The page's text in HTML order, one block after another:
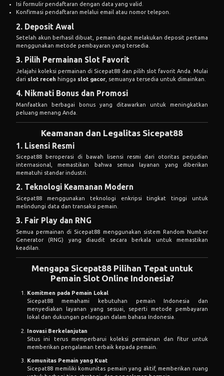
Isi formulir pendaftaran dengan data yang valid.
Konfirmasi pendaftaran melalui email atau nomor telepon.
2. Deposit Awal
Setelah akun berhasil dibuat, pemain dapat melakukan deposit pertama
menggunakan metode pembayaran yang tersedia.
3. Pilih Permainan Slot Favorit
Jelajahi koleksi permainan di Sicepat88 dan pilih slot favorit Anda. Mulai
dari slot receh hingga slot gacor , semuanya tersedia untuk dimainkan.
4. Nikmati Bonus dan Promosi
Manfaatkan berbagai bonus yang ditawarkan untuk meningkatkan
peluang menang Anda.
Keamanan dan Legalitas Sicepat88
1. Lisensi Resmi
Sicepat88 beroperasi di bawah lisensi resmi dari otoritas perjudian
internasional, memastikan bahwa semua layanan yang diberikan
mematuhi standar industri.
2. Teknologi Keamanan Modern
Sicepat88 menggunakan teknologi enkripsi tingkat tinggi untuk
melindungi data dan transaksi pemain.
3. Fair Play dan RNG
Semua permainan di Sicepat88 menggunakan sistem Random Number
Generator (RNG) yang diaudit secara berkala untuk memastikan
keadilan.
Mengapa Sicepat88 Pilihan Tepat untuk
Pemain Slot Online Indonesia?
Komitmen pada Pemain Lokal
Sicepat88 memahami kebutuhan pemain Indonesia dan
menyediakan layanan yang sesuai, seperti metode pembayaran
lokal dan dukungan pelanggan dalam bahasa Indonesia.
Inovasi Berkelanjutan
Situs ini terus memperbarui koleksi permainan dan fitur untuk
memberikan pengalaman terbaik kepada pemain.
Komunitas Pemain yang Kuat
Sicepat88 memiliki komunitas pemain yang aktif, memberikan ruang